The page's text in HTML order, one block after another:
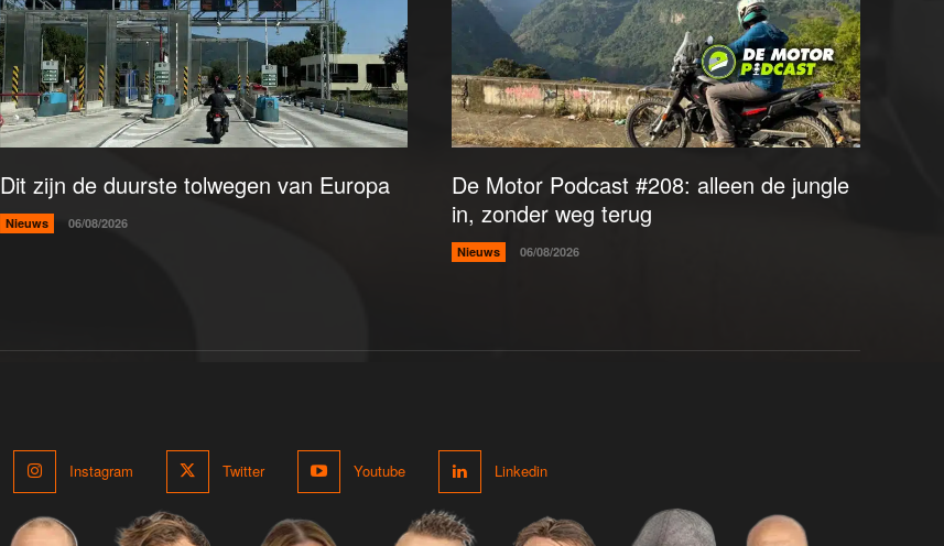
Dit zijn de duurste tolwegen van Europa
Nieuws 06/08/2026
De Motor Podcast #208: alleen de jungle
in, zonder weg terug
Nieuws 06/08/2026
Instagram Twitter Youtube Linkedin